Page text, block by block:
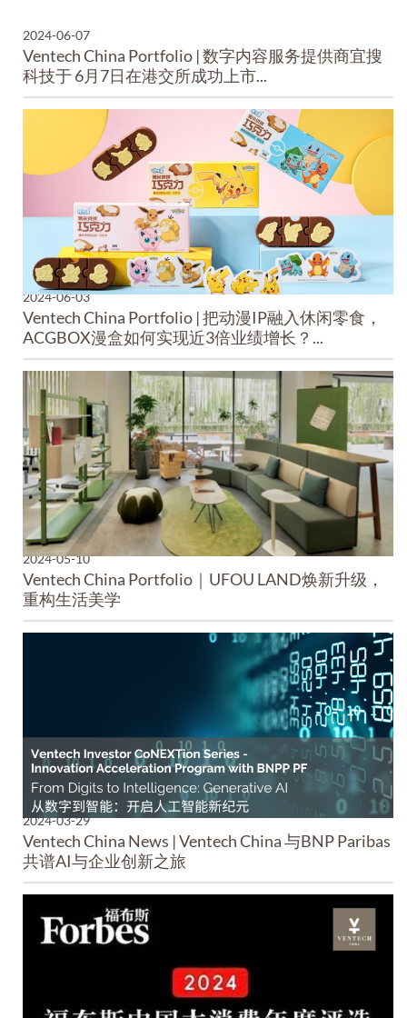
2024-06-07
Ventech China Portfolio | 数字内容服务提供商宜搜
科技于 6月7日在港交所成功上市...
2024-06-03
Ventech China Portfolio | 把动漫IP融入休闲零食，
ACGBOX漫盒如何实现近3倍业绩增长？...
2024-05-10
Ventech China Portfolio｜UFOU LAND焕新升级，
重构生活美学
2024-03-29
Ventech China News | Ventech China 与BNP Paribas
共谱AI与企业创新之旅